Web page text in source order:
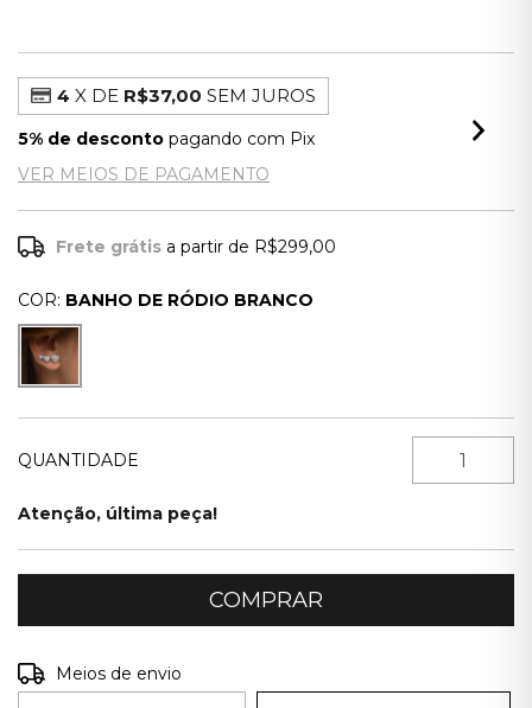
4 X DE R$37,00 SEM JUROS
5% de desconto pagando com Pix
VER MEIOS DE PAGAMENTO
Frete grátis a partir de R$299,00
COR: BANHO DE RÓDIO BRANCO
QUANTIDADE
Atenção, última peça!
Entregas para o CEP:
Meios de envio